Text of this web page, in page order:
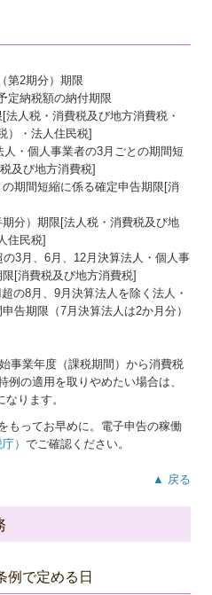
第2期分）期限
定納税額の納付期限
人税・消費税及び地方消費税・
）・法人住民税]
・個人事業者の3月ごとの期間短
及び地方消費税]
期間短縮に係る確定申告期限[消
分）期限[法人税・消費税及び地
住民税]
3月、6月、12月決算法人・個人事
[消費税及び地方消費税]
の8月、9月決算法人を除く法人・
告期限（7月決算法人は2か月分）
事業年度（課税期間）から消費税
の適用を取りやめたい場合は、
ります。
ってお早めに。電子申告の稼働
庁）でご確認ください。
▲ 戻る
例で定める日